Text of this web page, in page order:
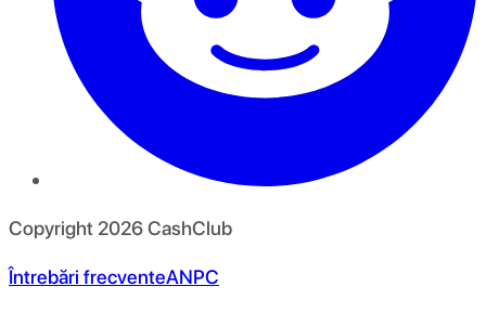
Copyright 2026CashClub
Întrebări frecventeANPC